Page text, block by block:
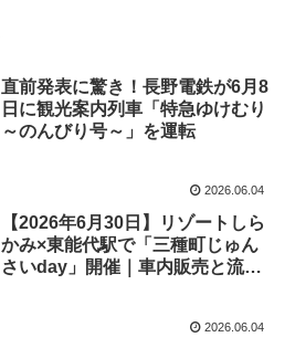
直前発表に驚き！長野電鉄が6月8
日に観光案内列車「特急ゆけむり
～のんびり号～」を運転
2026.06.04
【2026年6月30日】リゾートしら
かみ×東能代駅で「三種町じゅん
さいday」開催｜車内販売と流し
2026.06.04